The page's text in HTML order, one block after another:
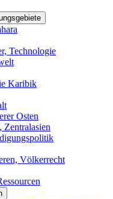
Technologie
Karibik
Osten
Zentralasien
Völkerrecht